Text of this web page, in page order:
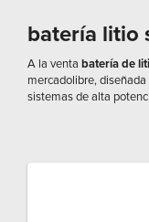
batería litio
A la venta batería de
mercadolibre,
sistemas de alta